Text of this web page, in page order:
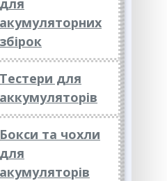
для
акумуляторних
збірок
Тестери для
аккумуляторів
Бокси та чохли
для
акумуляторів